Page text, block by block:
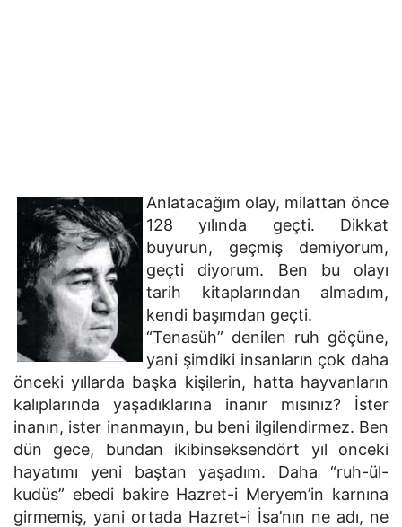
Anlatacağım olay, milattan önce
128 yılında geçti. Dikkat
buyurun, geçmiş demiyorum,
geçti diyorum. Ben bu olayı
tarih kitaplarından almadım,
kendi başımdan geçti.
“Tenasüh” denilen ruh göçüne,
yani şimdiki insanların çok daha
önceki yıllarda başka kişilerin, hatta hayvanların
kalıplarında yaşadıklarına inanır mısınız? İster
inanın, ister inanmayın, bu beni ilgilendirmez. Ben
dün gece, bundan ikibinseksendört yıl onceki
hayatımı yeni baştan yaşadım. Daha “ruh-ül-
kudüs” ebedi bakire Hazret-i Meryem’in karnına
girmemiş, yani ortada Hazret-i İsa’nın ne adı, ne